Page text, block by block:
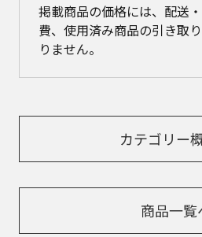
掲載商品の価格には、配送
費、使用済み商品の引き取
りません。
カテゴリー
商品一覧